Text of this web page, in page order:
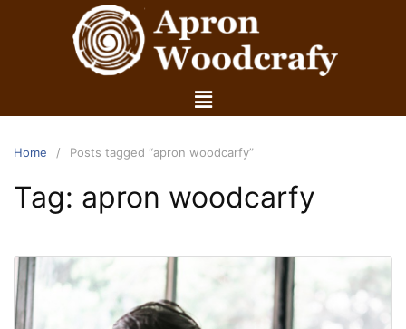
Home Posts tagged “apron woodcarfy”
Tag: apron woodcarfy